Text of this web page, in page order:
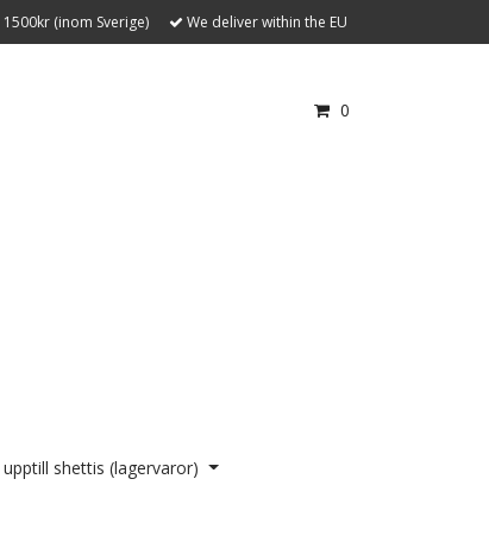
(inom Sverige) We deliver within the EU
0
shettis (lagervaror)